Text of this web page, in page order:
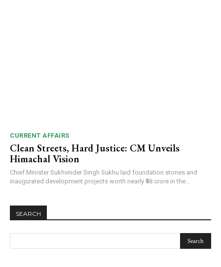
CURRENT AFFAIRS
Clean Streets, Hard Justice: CM Unveils
Himachal Vision
Chief Minister Sukhvinder Singh Sukhu laid foundation stones and
inaugurated development projects worth nearly ₹48 crore in the...
SEARCH